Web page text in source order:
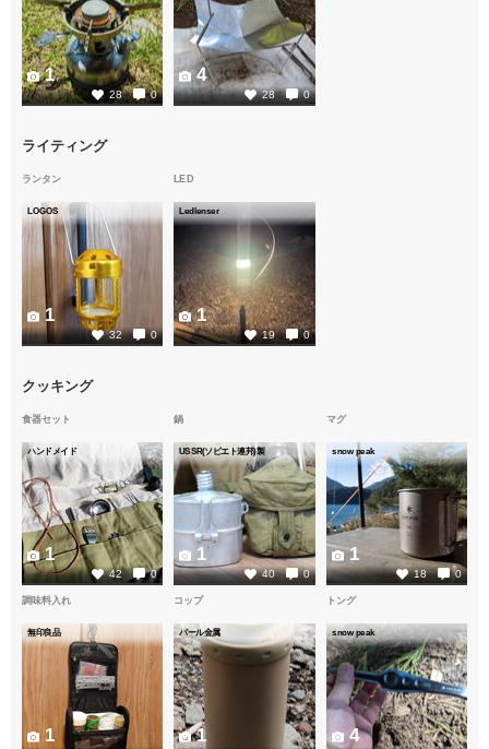
28 0
1
28 0
4
ライティング
ランタン
LOGOS
32 0
1
LED
Ledlenser
19 0
1
クッキング
食器セット
ハンドメイド
42 0
1
鍋
USSR(ソビエト連邦)製
40 0
1
マグ
snow peak
18 0
1
調味料入れ
無印良品
1
コップ
パール金属
1
トング
snow peak
4